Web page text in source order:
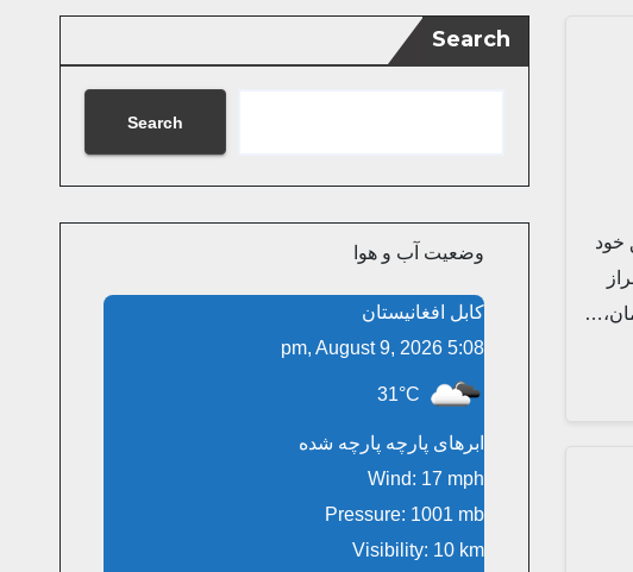
خود
Search
Search
وضعیت آب و هوا
کابل افغانیستان
5:08 pm, August 9, 2026
31°C
ابرهای پارچه پارچه شده
Wind: 17 mph
Pressure: 1001 mb
Visibility: 10 km